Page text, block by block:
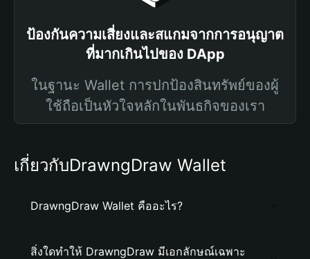
ป้องกันความเสี่ยงและสแกมจากการอนุญาต
ที่มากเกินไปของ DApp
ในฐานะ Wallet การปกป้องสินทรัพย์ของผู้
ใช้ถือเป็นหัวใจหลักในพันธกิจของเรา
เกี่ยวกับDrawngDraw Wallet
DrawngDraw Wallet คืออะไร?
สิ่งใดทำให้ DrawngDraw มีเอกลักษณ์เฉพาะ